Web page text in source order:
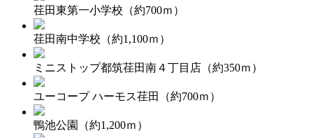
荏田東第一小学校（約700ｍ）
荏田南中学校（約1,100ｍ）
ミニストップ都筑荏田南４丁目店（約350ｍ）
ユーコープ ハーモス荏田（約700ｍ）
鴨池公園（約1,200ｍ）